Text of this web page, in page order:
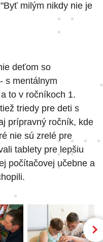
milým nikdy nie je
deťom so
s mentálnym
to v ročníkoch 1.
triedy pre deti s
prípravný ročník, kde
nie sú zrelé pre
tablety pre lepšiu
počítačovej učebne a